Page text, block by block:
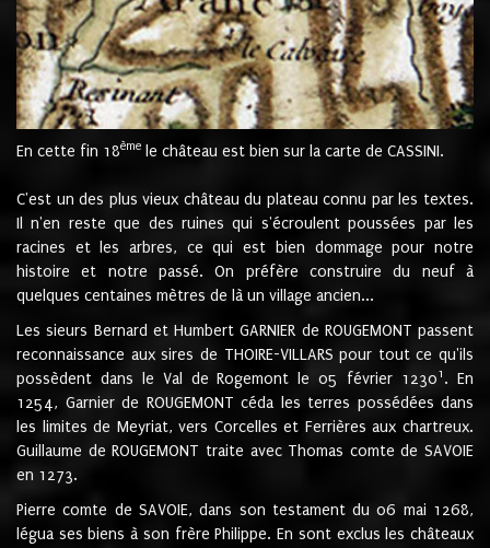
En cette fin 18ème le château est bien sur la carte de CASSINI.
C'est un des plus vieux château du plateau connu par les textes.
Il n'en reste que des ruines qui s'écroulent poussées par les
racines et les arbres, ce qui est bien dommage pour notre
histoire et notre passé. On préfère construire du neuf à
quelques centaines mètres de là un village ancien...
Les sieurs Bernard et Humbert GARNIER de ROUGEMONT passent
reconnaissance aux sires de THOIRE-VILLARS pour tout ce qu'ils
possèdent dans le Val de Rogemont le 05 février 12301 . En
1254, Garnier de ROUGEMONT céda les terres possédées dans
les limites de Meyriat, vers Corcelles et Ferrières aux chartreux.
Guillaume de ROUGEMONT traite avec Thomas comte de SAVOIE
en 1273.
Pierre comte de SAVOIE, dans son testament du 06 mai 1268,
légua ses biens à son frère Philippe. En sont exclus les châteaux